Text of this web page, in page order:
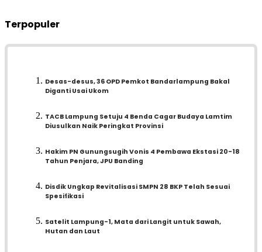
Terpopuler
Desas-desus, 36 OPD Pemkot Bandarlampung Bakal
Diganti Usai Ukom
TACB Lampung Setuju 4 Benda Cagar Budaya Lamtim
Diusulkan Naik Peringkat Provinsi
Hakim PN Gunungsugih Vonis 4 Pembawa Ekstasi 20-18
Tahun Penjara, JPU Banding
Disdik Ungkap Revitalisasi SMPN 28 BKP Telah Sesuai
Spesifikasi
Satelit Lampung-1, Mata dari Langit untuk Sawah,
Hutan dan Laut